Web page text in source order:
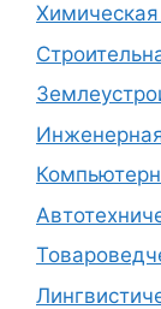
Химическая